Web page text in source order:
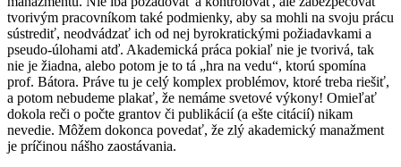
tvorivým pracovníkom také podmienky, aby sa mohli na svoju prácu
sústrediť, neodvádzať ich od nej byrokratickými požiadavkami a
pseudo-úlohami atď. Akademická práca pokiaľ nie je tvorivá, tak
nie je žiadna, alebo potom je to tá „hra na vedu“, ktorú spomína
prof. Bátora. Práve tu je celý komplex problémov, ktoré treba riešiť,
a potom nebudeme plakať, že nemáme svetové výkony! Omieľať
dokola reči o počte grantov či publikácií (a ešte citácií) nikam
nevedie. Môžem dokonca povedať, že zlý akademický manažment
je príčinou nášho zaostávania.